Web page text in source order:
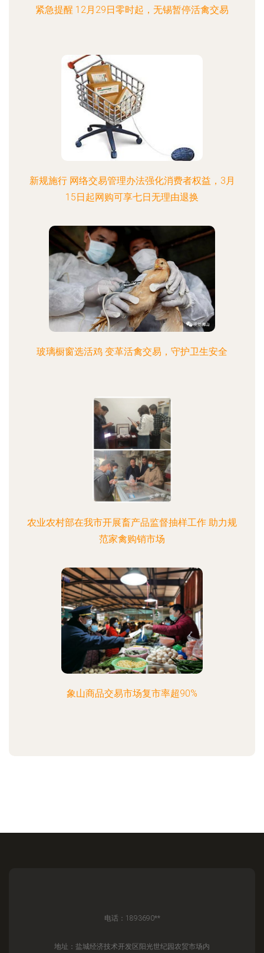
紧急提醒 12月29日零时起，无锡暂停活禽交易
新规施行 网络交易管理办法强化消费者权益，3月
15日起网购可享七日无理由退换
玻璃橱窗选活鸡 变革活禽交易，守护卫生安全
农业农村部在我市开展畜产品监督抽样工作 助力规
范家禽购销市场
象山商品交易市场复市率超90%
电话：1893690**
地址：盐城经济技术开发区阳光世纪园农贸市场内